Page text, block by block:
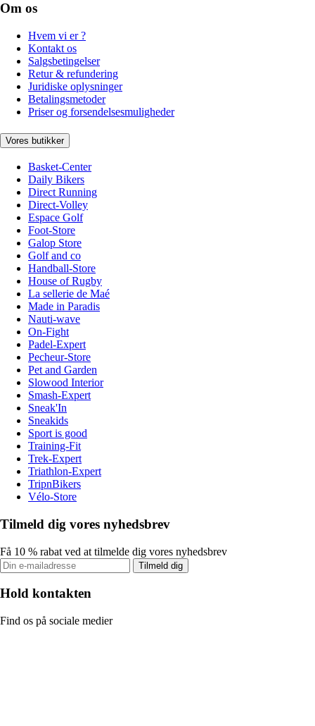
Om os
Hvem vi er ?
Kontakt os
Salgsbetingelser
Retur & refundering
Juridiske oplysninger
Betalingsmetoder
Priser og forsendelsesmuligheder
Vores butikker
Basket-Center
Daily Bikers
Direct Running
Direct-Volley
Espace Golf
Foot-Store
Galop Store
Golf and co
Handball-Store
House of Rugby
La sellerie de Maé
Made in Paradis
Nauti-wave
On-Fight
Padel-Expert
Pecheur-Store
Pet and Garden
Slowood Interior
Smash-Expert
Sneak'In
Sneakids
Sport is good
Training-Fit
Trek-Expert
Triathlon-Expert
TripnBikers
Vélo-Store
Tilmeld dig vores nyhedsbrev
Få 10 % rabat ved at tilmelde dig vores nyhedsbrev
Tilmeld dig
Hold kontakten
Find os på sociale medier